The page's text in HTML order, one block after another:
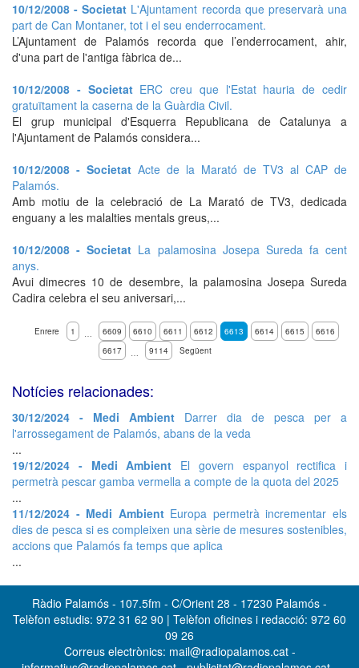
10/12/2008 - Societat L'Ajuntament recorda que preservarà una
part de Can Montaner, tot i el seu enderrocament.
L’Ajuntament de Palamós recorda que l’enderrocament, ahir,
d'una part de l'antiga fàbrica de...
10/12/2008 - Societat ERC creu que l'Estat hauria de cedir
gratuïtament la caserna de la Guàrdia Civil.
El grup municipal d'Esquerra Republicana de Catalunya a
l'Ajuntament de Palamós considera...
10/12/2008 - Societat Acte de la Marató de TV3 al CAP de
Palamós.
Amb motiu de la celebració de La Marató de TV3, dedicada
enguany a les malalties mentals greus,...
10/12/2008 - Societat La palamosina Josepa Sureda fa cent
anys.
Avui dimecres 10 de desembre, la palamosina Josepa Sureda
Cadira celebra el seu aniversari,...
Enrere 1 … 6609 6610 6611 6612 6613 6614 6615
6616
6617
… 9114 Següent
Notícies relacionades:
30/12/2024 - Medi Ambient Darrer dia de pesca per a
l'arrossegament de Palamós, abans de la veda
...
19/12/2024 - Medi Ambient El govern espanyol rectifica i
permetrà pescar gamba vermella a compte de la quota del 2025
...
11/12/2024 - Medi AmbientEuropa permetrà incrementar els
dies de pesca si es compleixen una sèrie de mesures sostenibles,
accions que Palamós fa temps que aplica
...
Ràdio Palamós - 107.5fm - C/Orient 28 - 17230 Palamós -
Telèfon estudis: 972 31 62 90 | Telèfon oficines i redacció: 972 60
09 26
Correus electrònics: mail@radiopalamos.cat -